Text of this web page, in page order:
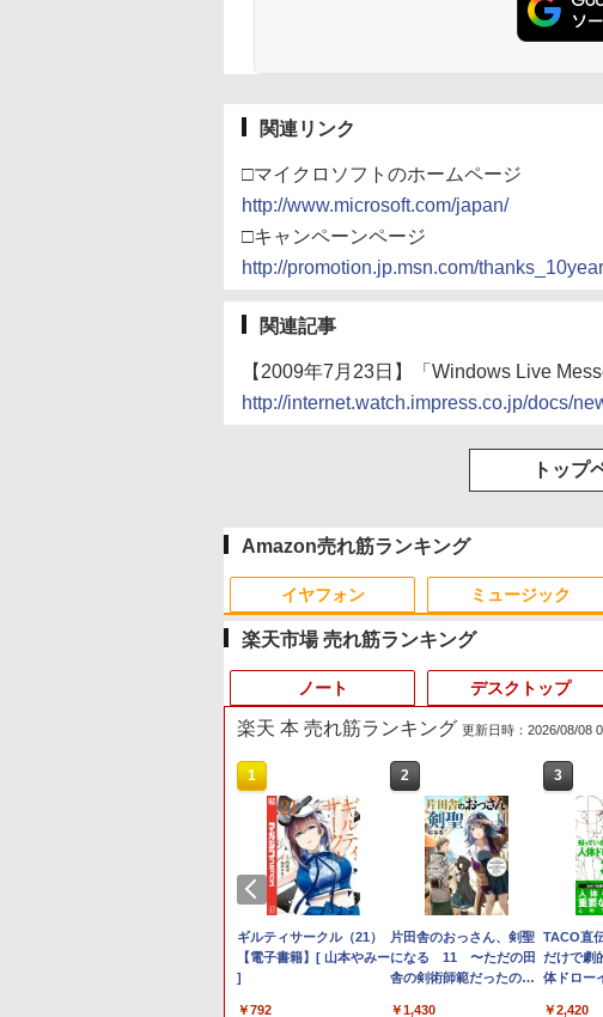
関連リンク
□マイクロソフトのホームページ
http://www.microsoft.com/japan/
□キャンペーンページ
http://promotion.jp.msn.com/
関連記事
【2009年7月23日】「Windows Live
http://internet.watch.impress.co.jp/docs/
トップ
Amazon売れ筋ランキング
イヤフォン
Anker Soundcore P40i
オフホワイト
￥7,990
Anker Soundcore P31i
ホワイト
￥5,990
Anker
Liberty 5
ブラック
￥14,990
ミュージック
BRUCE WAYNE feat.
Flo Milli, ATL Jacob
[Explicit]
￥250
BRUCE WAYNE feat.
Flo Milli, ATL Jacob
[Explicit]
On My
￥250
【Amazon.co.jp限定】
い・ろ・は・す 2L PET
ラベルレス ×8本
￥1,112
by Amazon 天然水 ラ
ベルレス 500ml ×24本
富士山の天然水 バナジ
ウム含有 水 ミネラルウ
ォーター ペットボトル
静岡県産 500ミリリッ
トル (Smart Basic)
￥1,380
by
ルレス
￥1,117
薬屋のひとりごと 17巻
(デジタル版ビッグガン
ガンコミックス)
￥770
異世界居酒屋「のぶ」
(22) (角川コミックス・
エース)
ONE
115 (ジ
ス
楽天市場 売れ筋ランキング
ノート
1
[訳アリ★格安] ノートパソコン
Windows11 15.6型 HP 250 G7
第七世代 Core-i3 メモリ8GB
￥12,800
【中古】Apple MacBook Air
13インチ M1(CPU:8C/
8GB/256GB シルバー
￥68,980
デスクトップ
1
ポイント10倍 送料無料 中古パソコン
Windows 11 Pro 64bit 搭載 DELL
OptiPlex シリーズ（7010等） Core i7 第3
￥19,800
＼11日まで限定価
ト 新品 RTX5060
16GB SSD500GB
￥181,070
1
PHILIPS 241V8 LED液晶
モニター 23.8インチワイ
ド ブラック 1920×1080
￥6,500
2
【楽天1位!1,600円OFFク
ーポン 8/4 20:00-8/11
01:59】Xiaomi Monitor
￥12,580
3
ASUS エ
ディスプ
［23.8型
￥13,800
楽天 本 売れ筋ランキング 更新日時：2026/08/08
1
ギルティサークル（21）
【電子書籍】[ 山本やみー
]
￥792
2
片田舎のおっさん、剣聖
になる 11 〜ただの田
舎の剣術師範だったの
￥1,430
3
TACO直
だけで劇
体ドロー
￥2,420